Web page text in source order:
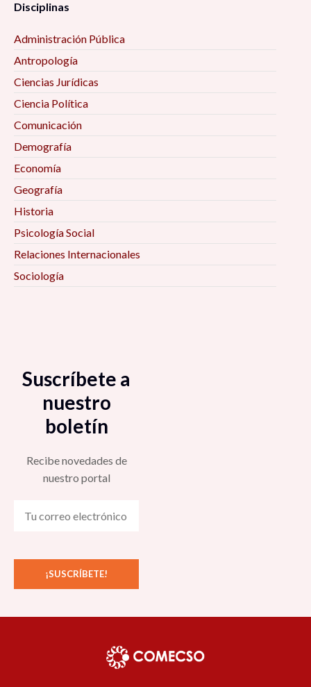
Disciplinas
Administración Pública
Antropología
Ciencias Jurídicas
Ciencia Política
Comunicación
Demografía
Economía
Geografía
Historia
Psicología Social
Relaciones Internacionales
Sociología
Suscríbete a
nuestro
boletín
Recibe novedades de
nuestro portal